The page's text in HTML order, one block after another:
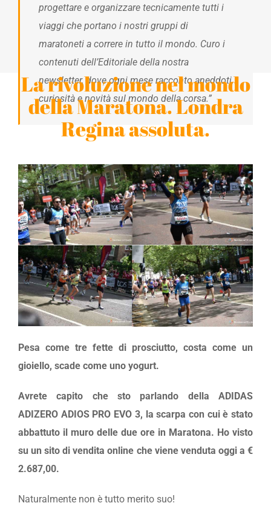
progettare e organizzare tecnicamente tutti i
viaggi che portano i nostri gruppi di
maratoneti a correre in tutto il mondo. Curo i
contenuti dell’Editoriale della nostra
newsletter, dove ogni mese racconto aneddoti,
curiosità e novità sul mondo della corsa.”
La rivoluzione nel mondo
della Maratona. Londra
Regina assoluta.
Pesa come tre fette di prosciutto, costa come un
gioiello, scade come uno yogurt.
Avrete capito che sto parlando della ADIDAS
ADIZERO ADIOS PRO EVO 3, la scarpa con cui è stato
abbattuto il muro delle due ore in Maratona. Ho visto
su un sito di vendita online che viene venduta oggi a €
2.687,00.
Naturalmente non è tutto merito suo!